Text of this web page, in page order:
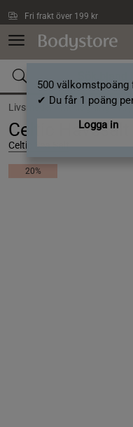
Fri frakt över 199 kr
500 välkomstpoäng
✔ Du får 1 poäng
Logga in
Livsmedel /Matlagning /
Celtic
Celtic Sea Salt
20%